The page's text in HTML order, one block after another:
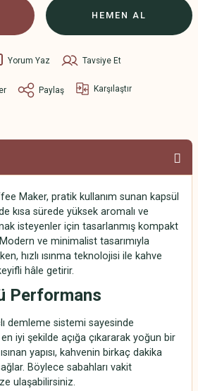
HEMEN AL
Yorum Yaz Tavsiye Et
Paylaş Karşılaştır
Maker, pratik kullanım sunan kapsül
kısa sürede yüksek aromalı ve
isteyenler için tasarlanmış kompakt
ve minimalist tasarımıyla
hızlı ısınma teknolojisi ile kahve
hâle getirir.
Performans
demleme sistemi sayesinde
iyi şekilde açığa çıkararak yoğun bir
yapısı, kahvenin birkaç dakika
Böylece sabahları vakit
ulaşabilirsiniz.